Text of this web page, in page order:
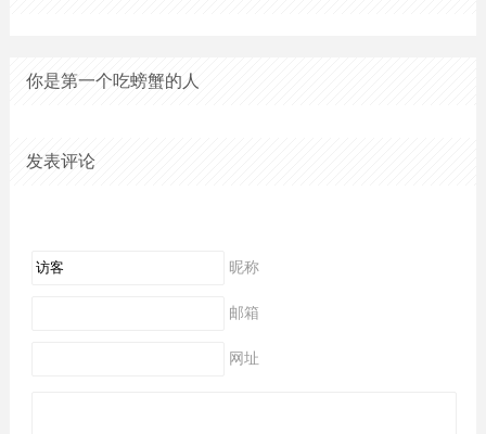
你是第一个吃螃蟹的人
发表评论
昵称
邮箱
网址